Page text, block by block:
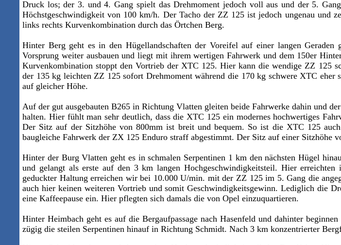
Druck los; der 3. und 4. Gang spielt das Drehmoment jedoch voll aus und der 5.
Höchstgeschwindigkeit von 100 km/h. Der Tacho der ZZ 125 ist jedoch ungenau
links rechts Kurvenkombination durch das Örtchen Berg.
Hinter Berg geht es in den Hügellandschaften der Voreifel auf einer langen
Vorsprung weiter ausbauen und liegt mit ihrem wertigen Fahrwerk und dem 150er
Kurvenkombination stoppt den Vortrieb der XTC 125. Hier kann die wendige ZZ 125
der 135 kg leichten ZZ 125 sofort Drehmoment während die 170 kg schwere XTC
auf gleicher Höhe.
Auf der gut ausgebauten B265 in Richtung Vlatten gleiten beide Fahrwerke dahin und
halten. Hier fühlt man sehr deutlich, dass die XTC 125 ein modernes hochwertiges
Der Sitz auf der Sitzhöhe von 800mm ist breit und bequem. So ist die XTC 125
baugleiche Fahrwerk der ZX 125 Enduro straff abgestimmt. Der Sitz auf einer Sitzhöhe
Hinter der Burg Vlatten geht es in schmalen Serpentinen 1 km den nächsten Hügel
und gelangt als erste auf den 3 km langen Hochgeschwindigkeitsteil. Hier
geduckter Haltung erreichen wir bei 10.000 U/min. mit der ZZ 125 im 5. Gang die
auch hier keinen weiteren Vortrieb und somit Geschwindigkeitsgewinn. Lediglich die
eine Kaffeepause ein. Hier pflegten sich damals die von Opel einzuquartieren.
Hinter Heimbach geht es auf die Bergaufpassage nach Hasenfeld und dahinter
zügig die steilen Serpentinen hinauf in Richtung Schmidt. Nach 3 km konzentrierter